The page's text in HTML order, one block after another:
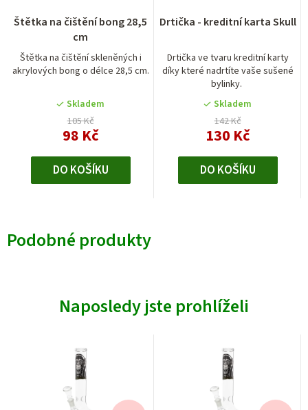
Štětka na čištění bong 28,5
cm
Štětka na čištění skleněných i
akrylových bong o délce 28,5 cm.
Skladem
105 Kč
98 Kč
DO KOŠÍKU
Drtička - kreditní karta Skull
Drtička ve tvaru kreditní karty
díky které nadrtíte vaše sušené
bylinky.
Skladem
142 Kč
130 Kč
DO KOŠÍKU
Podobné produkty
Naposledy jste prohlíželi